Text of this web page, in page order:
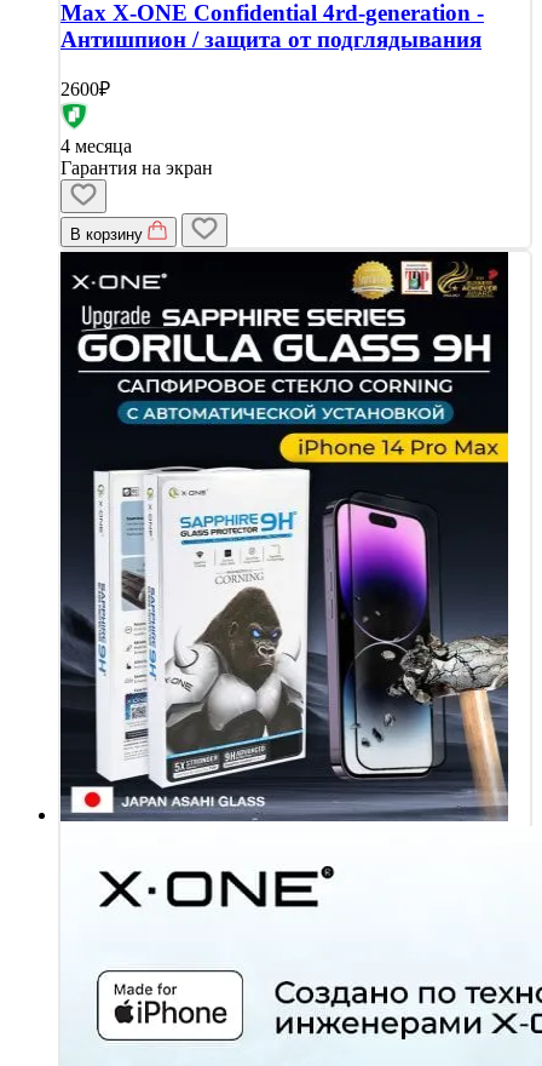
Max X-ONE Confidential 4rd-generation -
Антишпион / защита от подглядывания
2600₽
4 месяца
Гарантия на экран
В корзину